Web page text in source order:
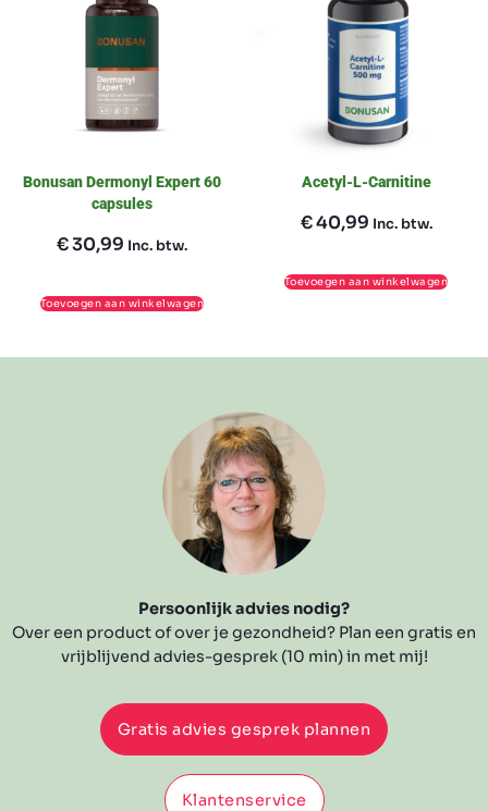
Bonusan Dermonyl Expert 60
capsules
€30,99 Inc. btw.
Toevoegen aan winkelwagen
Acetyl-L-Carnitine
€40,99 Inc. btw.
Toevoegen aan winkelwagen
Persoonlijk advies nodig?
Over een product of over je gezondheid? Plan een gratis en
vrijblijvend advies-gesprek (10 min) in met mij!
Gratis advies gesprek plannen
Klantenservice